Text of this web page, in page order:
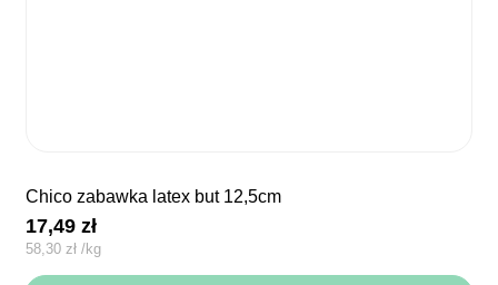
chico zabawka latex but 12,5cm
17,49zł
58,30zł /kg